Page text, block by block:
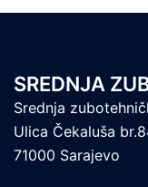
SREDNJA
Srednja
Ulica Čekaluša
71000 Sarajevo